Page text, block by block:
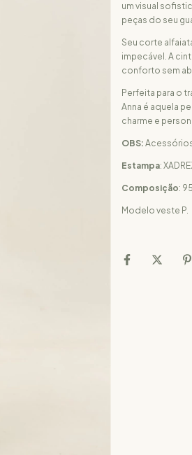
um visual
peças do seu
Seu corte
impecável. A
conforto sem
Perfeita para o
Anna é aquela
charme e
OBS:
Estampa:
Composição:
Modelo veste P.